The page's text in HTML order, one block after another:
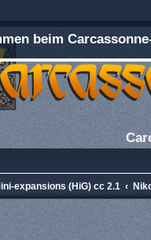
beim
expansions (HiG) cc 2.1